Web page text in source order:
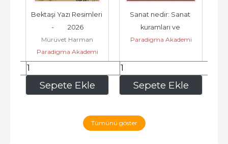
Sepete Ekle
Bektaşi Yazı Resimleri
-         2026
Mürüvet Harman
Paradigma Akademi
Yayınları
228,80 Sepete Ekle
Sanat nedir: Sanat
kuramları ve
yöntemlerine kısa bir
Paradigma Akademi
246,40
Tümünü göster